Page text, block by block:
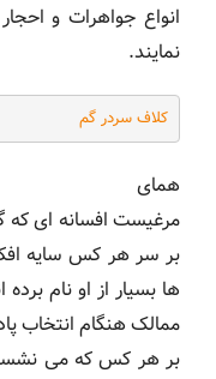
انواع جواهرات و
نمایند.
کلاف سردر گم
همای
مرغیست افسانه ای که
بر سر هر کس سایه
ها بسیار از او نام
ممالک هنگام انتخاب
بر هر کس که می نشست